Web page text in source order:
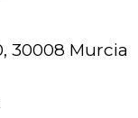
30008 Murcia